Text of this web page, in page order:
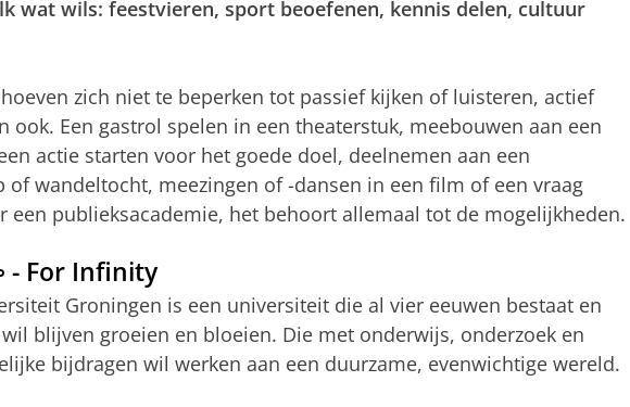
wat wils: feestvieren, sport beoefenen, kennis delen, cultuur
zich niet te beperken tot passief kijken of luisteren, actief
ook. Een gastrol spelen in een theaterstuk, meebouwen aan een
actie starten voor het goede doel, deelnemen aan een
of wandeltocht, meezingen of -dansen in een film of een vraag
een publieksacademie, het behoort allemaal tot de mogelijkheden.
- For Infinity
Groningen is een universiteit die al vier eeuwen bestaat en
blijven groeien en bloeien. Die met onderwijs, onderzoek en
bijdragen wil werken aan een duurzame, evenwichtige wereld.